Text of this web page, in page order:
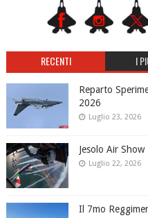
RECENTI I
Reparto
2026
Luglio 23, 2026
Jesolo Air
Luglio 22, 2026
Il 7mo